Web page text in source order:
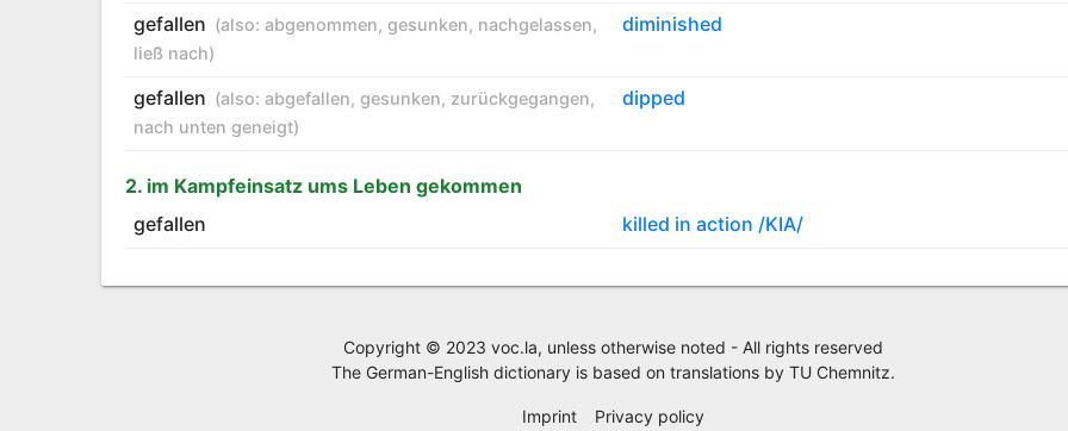
gefallen (also: abgenommen, gesunken, nachgelassen,
ließ nach)
diminished
gefallen (also: abgefallen, gesunken, zurückgegangen,
nach unten geneigt)
dipped
2. im Kampfeinsatz ums Leben gekommen
gefallen
killed in action /KIA/
Copyright © 2023 voc.la, unless otherwise noted - All rights reserved
The German-English dictionary is based on translations by TU Chemnitz.
Imprint Privacy policy